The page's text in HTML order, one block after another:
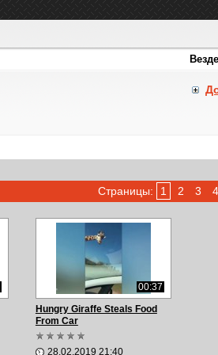
Страницы: 1 2 3 4
00:37
Hungry Giraffe Steals Food
From Car
28.02.2019 21:40